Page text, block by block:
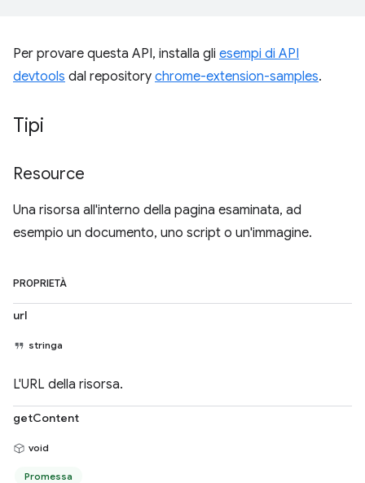
Per provare questa API, installa gli esempi di API
devtools dal repository chrome-extension-samples.
Tipi
Resource
Una risorsa all'interno della pagina esaminata, ad
esempio un documento, uno script o un'immagine.
PROPRIETÀ
url
stringa
L'URL della risorsa.
getContent
void
Promessa